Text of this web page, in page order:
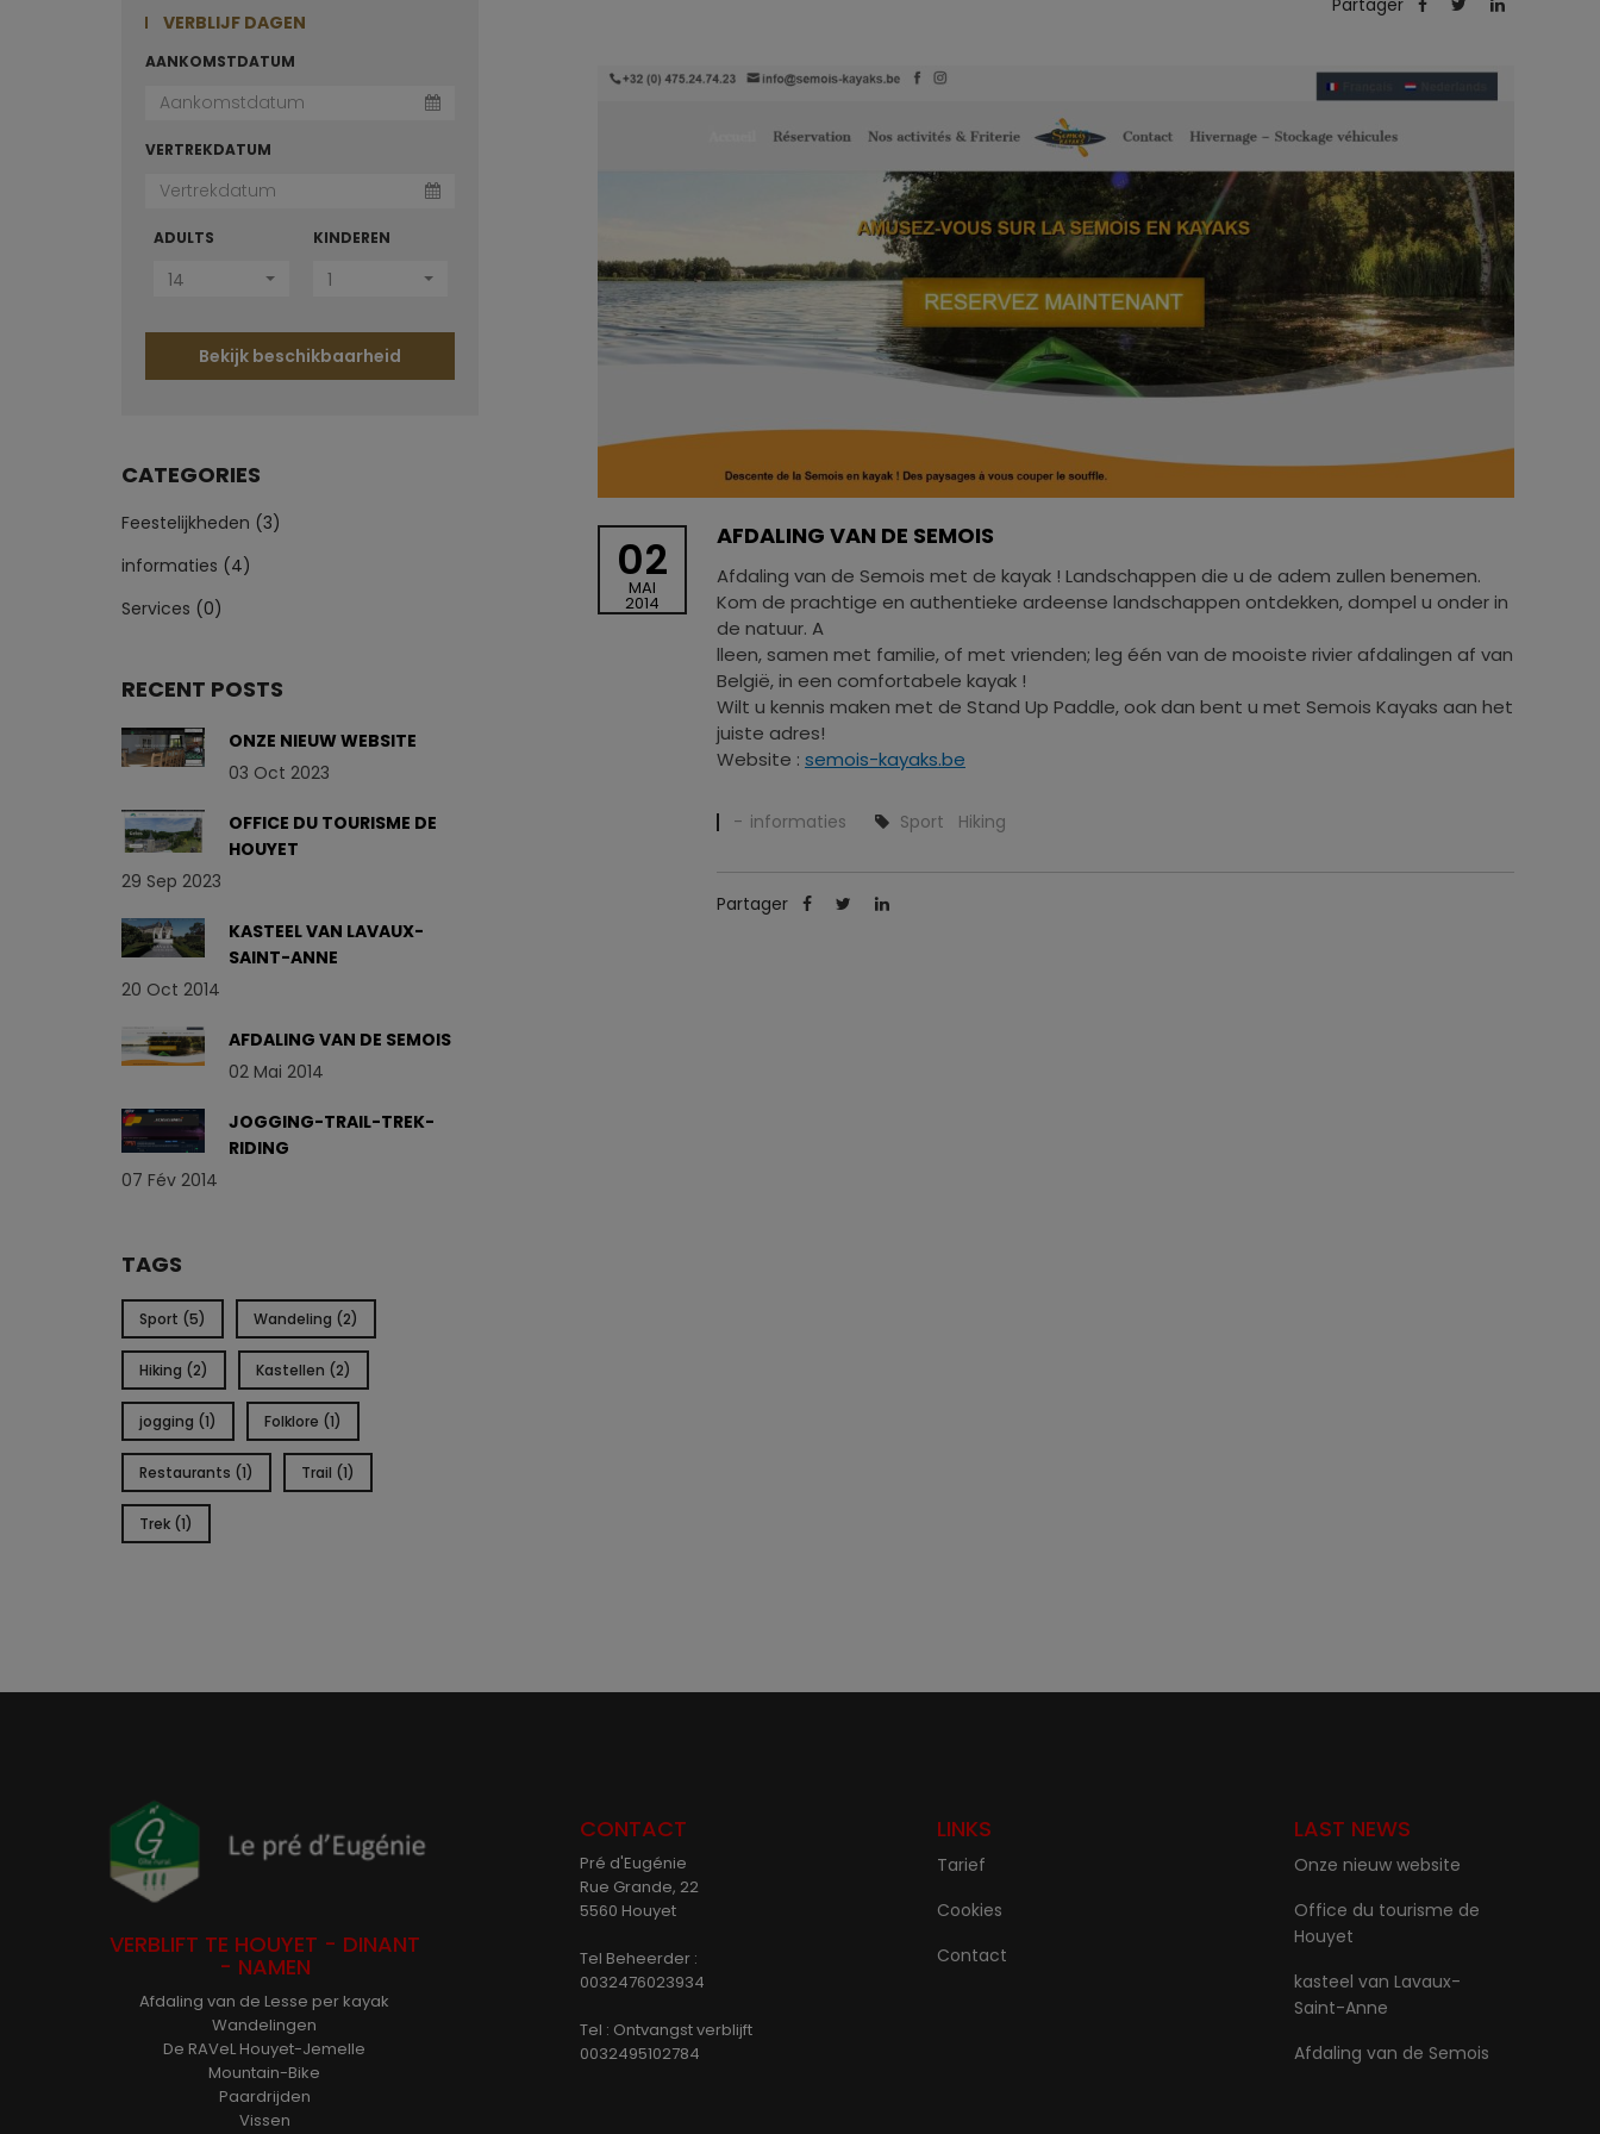
Partager
02
MAI
2014
AFDALING VAN DE SEMOIS
Afdaling van de Semois met de kayak ! Landschappen die u de adem zullen benemen.
Kom de prachtige en authentieke ardeense landschappen ontdekken, dompel u onder in
de natuur. A
lleen, samen met familie, of met vrienden; leg één van de mooiste rivier afdalingen af van
België, in een comfortabele kayak !
Wilt u kennis maken met de Stand Up Paddle, ook dan bent u met Semois Kayaks aan het
juiste adres!
Website : semois-kayaks.be
informaties Sport Hiking
Partager
VERBLIJF DAGEN
AANKOMSTDATUM
VERTREKDATUM
ADULTS
14
KINDEREN
1
Bekijk beschikbaarheid
CATEGORIES
Feestelijkheden (3)
informaties (4)
Services (0)
RECENT POSTS
ONZE NIEUW WEBSITE
03 Oct 2023
OFFICE DU TOURISME DE
HOUYET
29 Sep 2023
KASTEEL VAN LAVAUX-
SAINT-ANNE
20 Oct 2014
AFDALING VAN DE SEMOIS
02 Mai 2014
JOGGING-TRAIL-TREK-
RIDING
07 Fév 2014
TAGS
Sport (5) Wandeling (2)
Hiking (2) Kastellen (2)
jogging (1) Folklore (1)
Restaurants (1) Trail (1)
Trek (1)
VERBLIFT TE HOUYET - DINANT
- NAMEN
Afdaling van de Lesse per kayak
Wandelingen
De RAVeL Houyet-Jemelle
Mountain-Bike
Paardrijden
Vissen
CONTACT
Pré d'Eugénie
Rue Grande, 22
5560 Houyet
Tel Beheerder :
0032476023934
Tel : Ontvangst verblijft
0032495102784
LINKS
Tarief
Cookies
Contact
LAST NEWS
Onze nieuw website
Office du tourisme de
Houyet
kasteel van Lavaux-
Saint-Anne
Afdaling van de Semois